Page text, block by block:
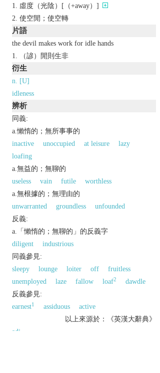
虛度（光陰）[（+away）]
使空閒；使空轉
片語
the devil makes work for idle hands
（諺）閒則生非
衍生
n. [U]
idleness
辨析
同義:
a.懶惰的；無所事事的
inactive
unoccupied at leisure
lazy
loafing
a.無益的；無聊的
useless
vain futile
worthless
a.無根據的；無理由的
unwarranted
groundless
unfounded
反義:
a.「懶惰的；無聊的」的反義字
diligent
industrious
同義參見:
sleepy
lounge loiter off
fruitless
unemployed
laze fallow loaf2
dawdle
反義參見:
earnest1 assiduous
active
以上來源於：《英漢大辭典》
adj.